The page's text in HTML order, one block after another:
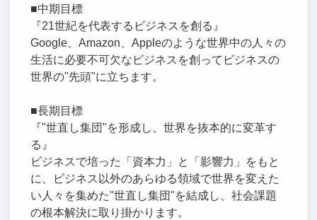
■中期目標
『21世紀を代表するビジネスを創る』
Google、Amazon、Appleのような世界中の人々の
生活に必要不可欠なビジネスを創ってビジネスの
世界の"先頭"に立ちます。
■長期目標
『"世直し集団"を形成し、世界を抜本的に変革す
る』
ビジネスで培った「資本力」と「影響力」をもと
に、ビジネス以外のあらゆる領域で世界を変えた
い人々を集めた"世直し集団"を結成し、社会課題
の根本解決に取り掛かります。